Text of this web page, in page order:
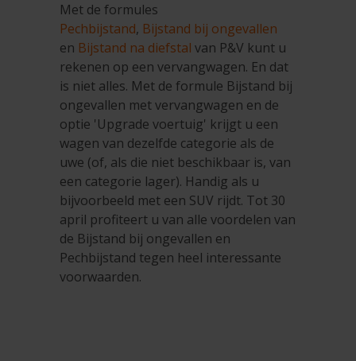
Met de formules
Pechbijstand, Bijstand bij ongevallen
en Bijstand na diefstal van P&V kunt u
rekenen op een vervangwagen. En dat
is niet alles. Met de formule Bijstand bij
ongevallen met vervangwagen en de
optie 'Upgrade voertuig' krijgt u een
wagen van dezelfde categorie als de
uwe (of, als die niet beschikbaar is, van
een categorie lager). Handig als u
bijvoorbeeld met een SUV rijdt. Tot 30
april profiteert u van alle voordelen van
de Bijstand bij ongevallen en
Pechbijstand tegen heel interessante
voorwaarden.